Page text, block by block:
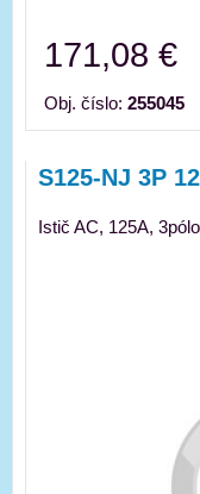
171,08 €
Obj. číslo: 255045
S125-NJ 3P
Istič AC, 125A,